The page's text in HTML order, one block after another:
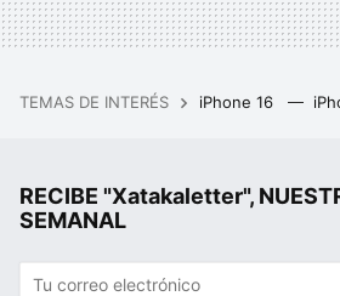
TEMAS DE INTERÉS iPhone 16
RECIBE "Xatakaletter",
SEMANAL